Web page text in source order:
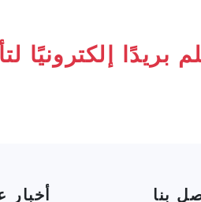
بريدًا
أخبار بنا